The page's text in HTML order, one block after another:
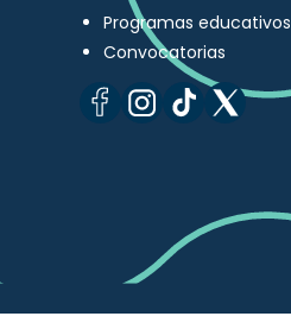
Programas educativos
Convocatorias